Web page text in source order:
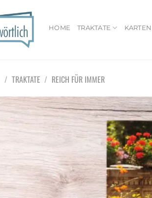
HOME TRAKTATE KARTEN
/ TRAKTATE / REICH FÜR IMMER